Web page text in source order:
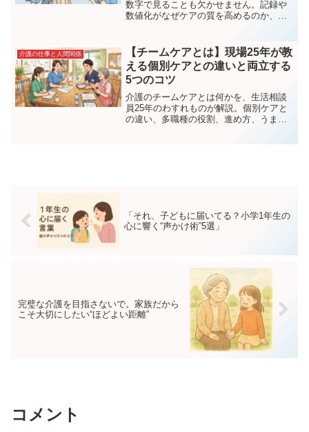
数字で見ることも欠かせません。記録や
数値化がなぜケアの質を高めるのか、現
介護の仕事と人間関係
【チームケアとは】現場25年が教
える個別ケアとの違いと両立する
5つのコツ
介護のチームケアとは何かを、生活相談
員25年のわすれものが解説。個別ケアと
の違い、多職種の役割、進め方、うまく
「それ、子どもに届いてる？小学1年生の
心に響く“声かけ術”5選」
完璧な介護を目指さないで。家族だから
こそ大切にしたい“ほどよい距離”
コメント